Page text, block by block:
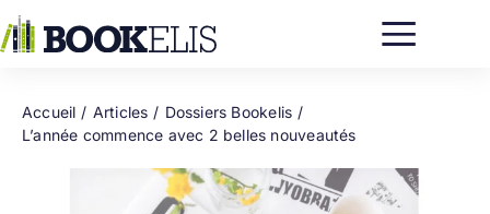
au
contenu
Accueil Articles
Dossiers Bookelis
L’année commence avec 2 belles nouveautés